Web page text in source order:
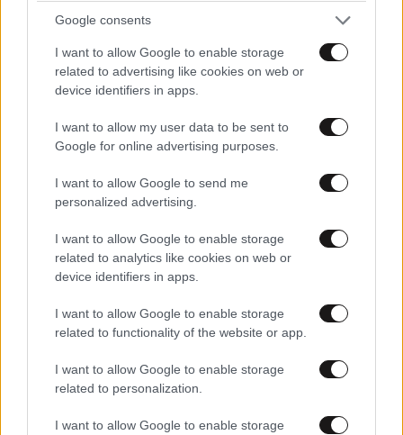
Google consents
I want to allow Google to enable storage
related to advertising like cookies on web or
device identifiers in apps.
I want to allow my user data to be sent to
Google for online advertising purposes.
I want to allow Google to send me
personalized advertising.
I want to allow Google to enable storage
related to analytics like cookies on web or
device identifiers in apps.
I want to allow Google to enable storage
related to functionality of the website or app.
I want to allow Google to enable storage
related to personalization.
I want to allow Google to enable storage